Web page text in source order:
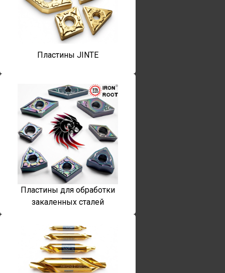
Пластины JINTE
Пластины для обработки
закаленных сталей